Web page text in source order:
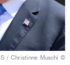
©
/ Christinne Muschi